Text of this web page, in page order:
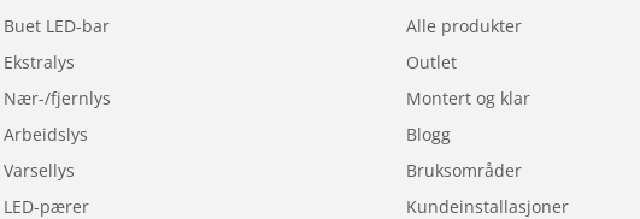
Buet LED-bar
Ekstralys
Nær-/fjernlys
Arbeidslys
Varsellys
LED-pærer
Alle produkter
Outlet
Montert og klar
Blogg
Bruksområder
Kundeinstallasjoner